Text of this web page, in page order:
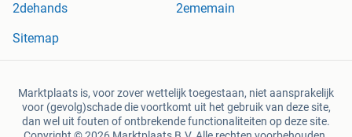
2dehands
2ememain
Sitemap
Marktplaats is, voor zover wettelijk toegestaan, niet aansprakelijk
voor (gevolg)schade die voortkomt uit het gebruik van deze site,
dan wel uit fouten of ontbrekende functionaliteiten op deze site.